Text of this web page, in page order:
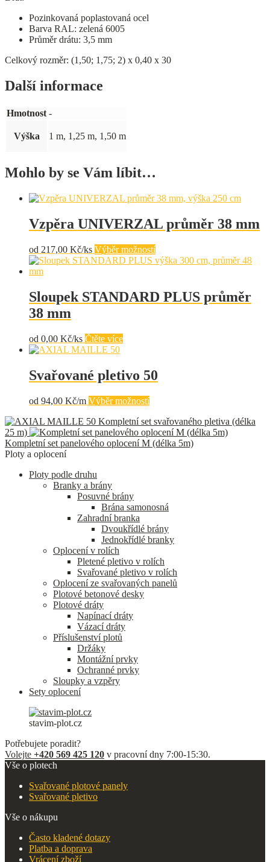
Pozinkovaná poplastovaná ocel
Barva RAL: zelená 6005
Průměr drátu: 3,5 mm
Celkový rozměr: (1,50; 1,75; 2) x 0,40 x 30
Další informace
Hmotnost -
Výška 1 m, 1,25 m, 1,50 m
Mohlo by se Vám líbit…
Vzpěra UNIVERZAL průměr 38 mm
od 217,00 Kč/ks Výběr možnostíTento
produkt
variant.
Možnosti
Sloupek STANDARD PLUS průměr
38 mm
od 0,00 Kč/ks Čtěte více
Svařované pletivo 50
od 94,00 Kč/m Výběr možnostíTento
má
více
variant.
produktu
Kompletní set svařovaného pletiva (délka
25 m)
Kompletní set panelového oplocení M (délka 5m)
Ploty a oplocení
Ploty podle druhu
Branky a brány
Posuvné brány
Brána samonosná
Zahradní branka
Dvoukřídlé brány
Jednokřídlé branky
Oplocení v rolích
Pletené pletivo v rolích
Svařované pletivo v rolích
Oplocení ze svařovaných panelů
Plotové betonové desky
Plotové dráty
Napínací dráty
Vázací dráty
Příslušenství plotů
Držáky
Montážní prvky
Ochranné prvky
Sloupky a vzpěry
Sety oplocení
stavim-plot.cz
Potřebujete poradit?
Volejte +420 569 425 120 v pracovní dny 7:00-15:30.
Vše o plotech
Svařované plotové panely
Svařované pletivo
Vše o nákupu
Často kladené dotazy
Platba a doprava
Vrácení zboží